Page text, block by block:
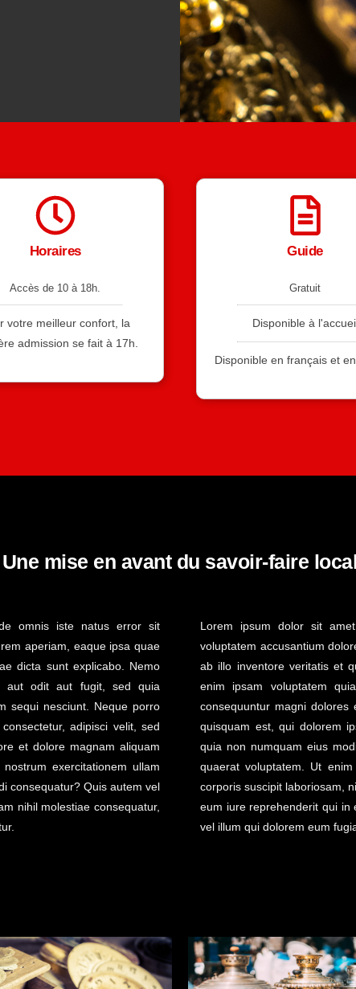
Horaires
Accès de 10 à 18h.
votre meilleur confort, la
admission se fait à 17h.
Guide
Gratuit
Disponible à
Disponible en français et
Une mise en avant du savoir-faire
omnis iste natus error sit
aperiam, eaque ipsa quae
dicta sunt explicabo. Nemo
aut odit aut fugit, sed quia
sequi nesciunt. Neque porro
adipisci velit, sed
et dolore magnam aliquam
exercitationem ullam
consequatur? Quis autem vel
nihil molestiae consequatur,
Lorem ipsum dolor sit
voluptatem accusantium
ab illo inventore veritatis et
enim ipsam voluptatem
consequuntur magni
quisquam est, qui dolorem
quia non numquam eius
quaerat voluptatem. Ut
corporis suscipit laboriosam,
eum iure reprehenderit qui in
vel illum qui dolorem eum